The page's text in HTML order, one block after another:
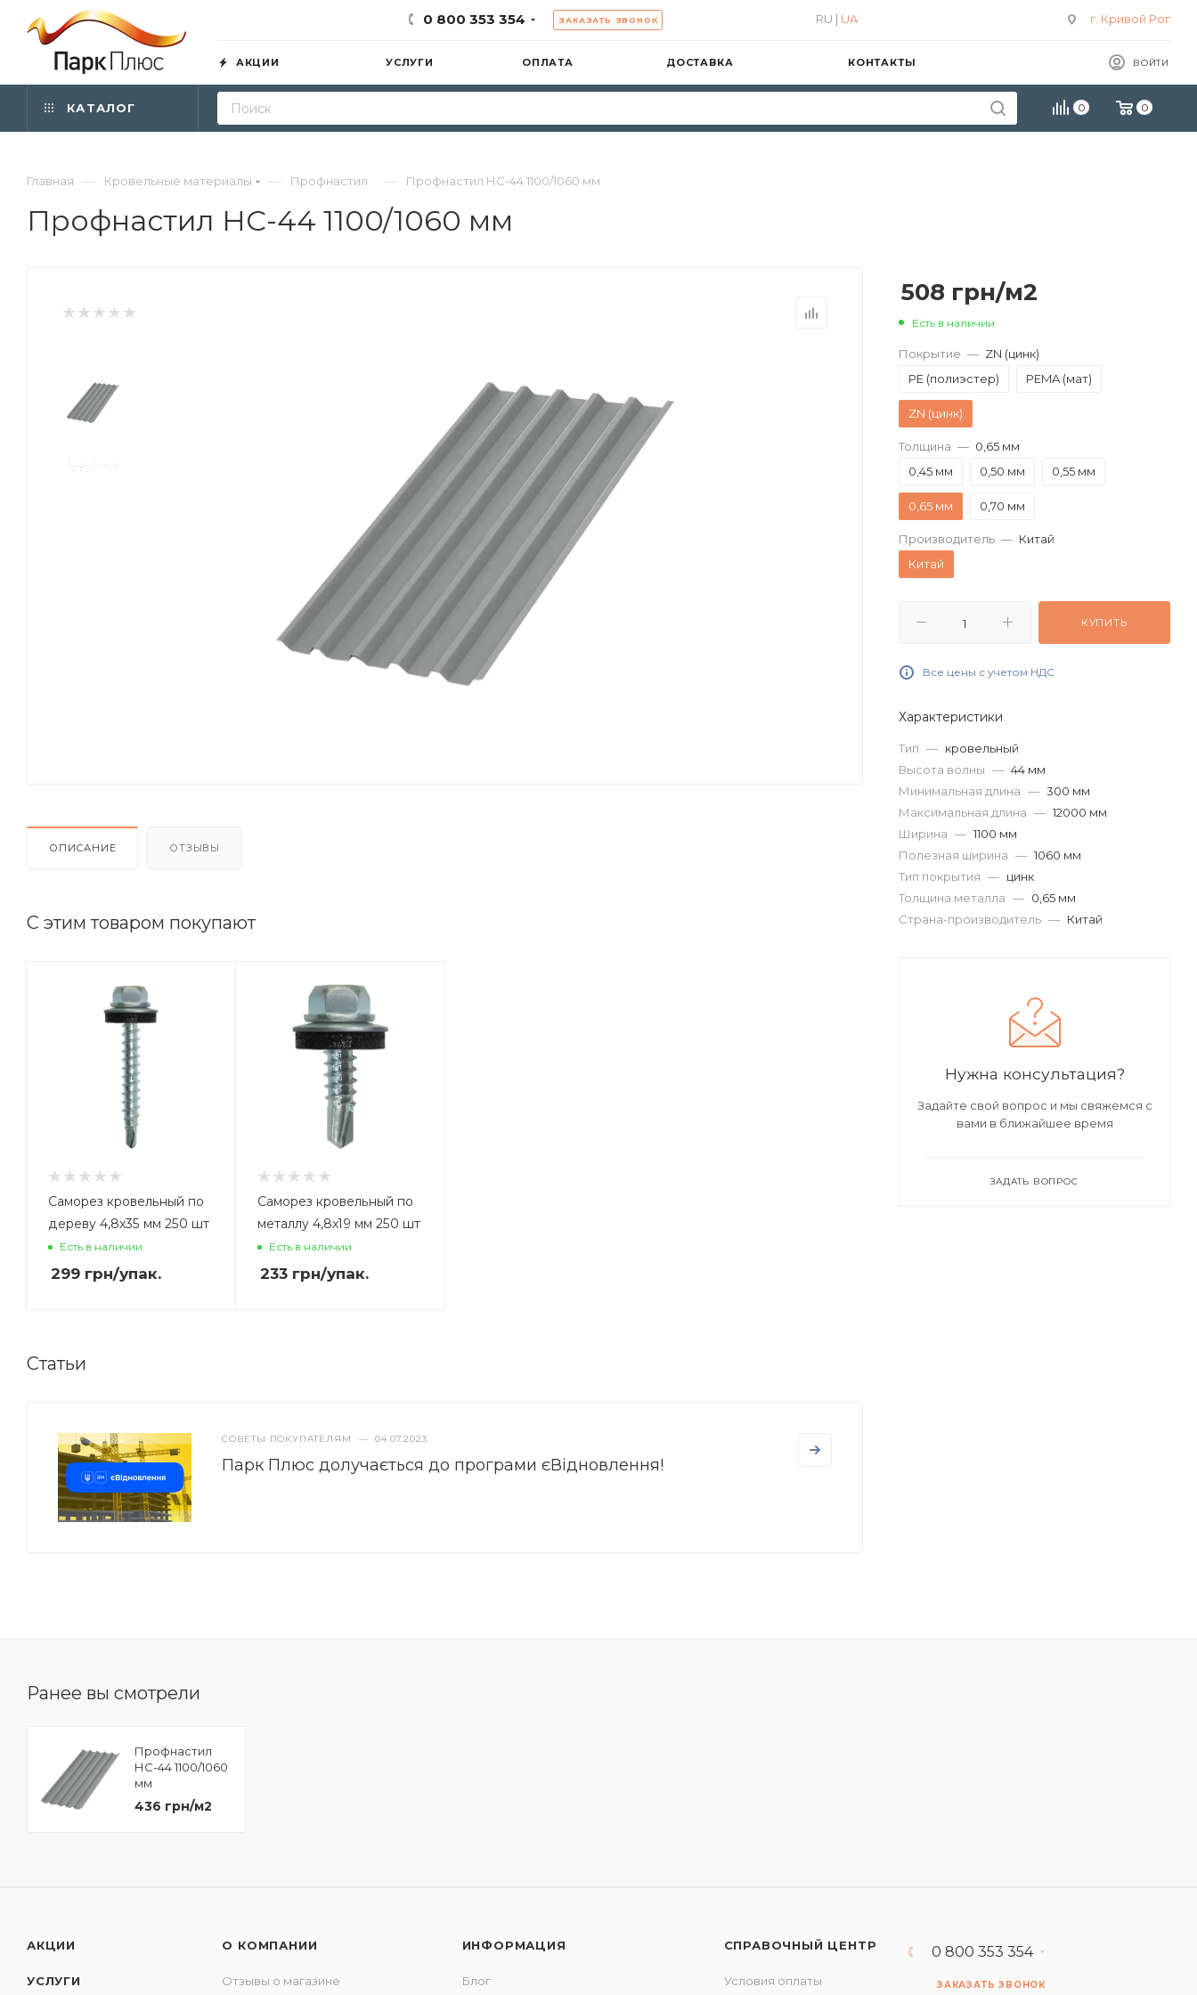
0 800 353 354 ЗАКАЗАТЬ ЗВОНОК г. Кривой Рог
RU | UA
ВОЙТИ
АКЦИИ УСЛУГИ ОПЛАТА ДОСТАВКА КОНТАКТЫ
0 0
КАТАЛОГ
Главная — Кровельные материалы — Профнастил — Профнастил НС-44 1100/1060 мм
Профнастил НС-44 1100/1060 мм
ОПИСАНИЕ ОТЗЫВЫ
С этим товаром покупают
Саморез кровельный по
дереву 4,8x35 мм 250 шт
Есть в наличии
299 грн/упак.
Саморез кровельный по
металлу 4,8x19 мм 250 шт
Есть в наличии
233грн/упак.
Статьи
СОВЕТЫ ПОКУПАТЕЛЯМ — 04.07.2023
Парк Плюс долучається до програми єВідновлення!
508 грн/м2
Есть в наличии
Покрытие — ZN (цинк)
PE (полиэстер)
PEMA (мат)
ZN (цинк)
Толщина — 0,65 мм
0,45 мм
0,50 мм 0,55 мм
0,65 мм 0,70 мм
Производитель — Китай
Китай
КУПИТЬ
Все цены с учетом НДС
Характеристики
Тип — кровельный
Высота волны — 44 мм
Минимальная длина — 300 мм
Максимальная длина — 12000 мм
Ширина — 1100 мм
Полезная ширина — 1060 мм
Тип покрытия — цинк
Толщина металла — 0,65 мм
Страна-производитель — Китай
Нужна консультация?
Задайте свой вопрос и мы свяжемся с
вами в ближайшее время
ЗАДАТЬ ВОПРОС
Ранее вы смотрели
Профнастил
НС-44 1100/1060
мм
436 грн/м2
АКЦИИ
УСЛУГИ
О КОМПАНИИ
Отзывы о магазине
ИНФОРМАЦИЯ
Блог
СПРАВОЧНЫЙ ЦЕНТР
Условия оплаты
0 800 353 354
ЗАКАЗАТЬ ЗВОНОК